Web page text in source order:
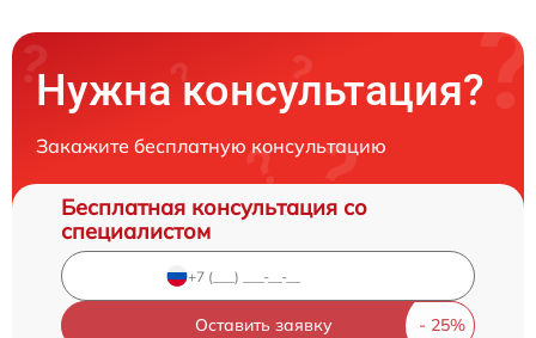
Нужна консультация?
Закажите бесплатную консультацию
Бесплатная консультация со
специалистом
Оставить заявку